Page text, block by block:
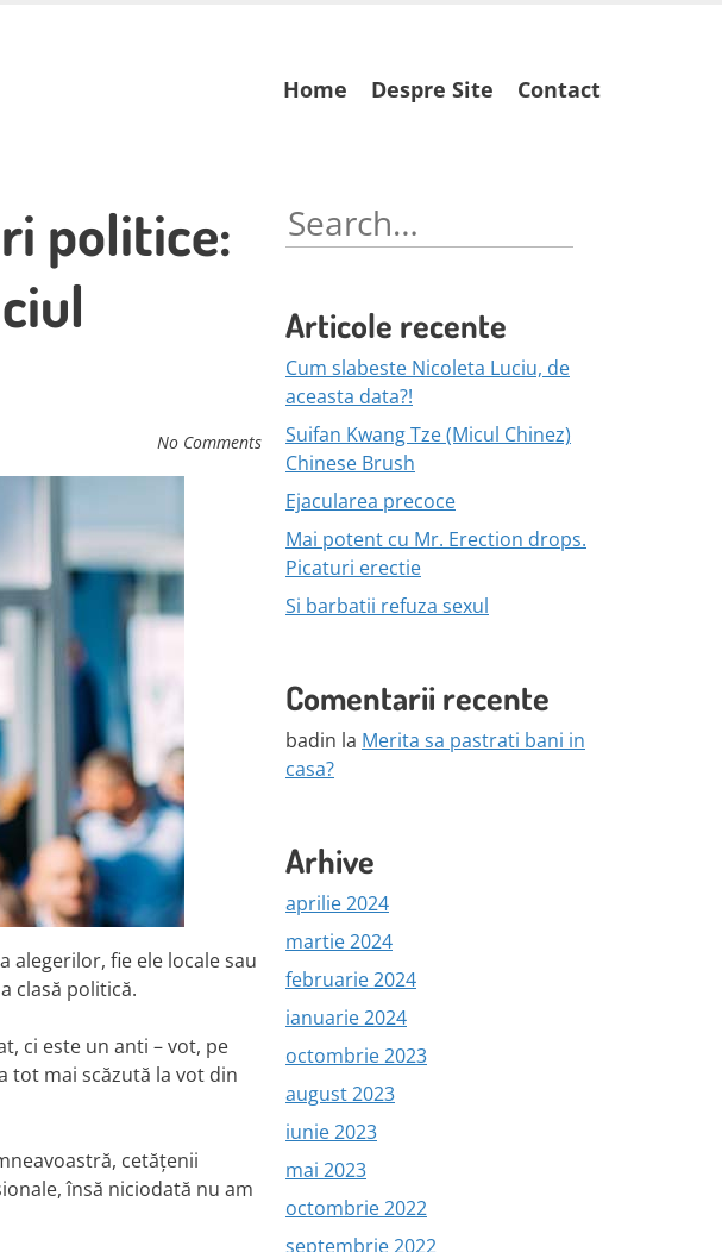
Skip
to
Home Despre Site Contact
politice:
No Comments
alegerilor, fie ele locale sau
clasă politică.
ci este un anti – vot, pe
tot mai scăzută la vot din
cetățenii
însă niciodată nu am
Search
for:
Articole recente
Cum slabeste Nicoleta Luciu, de
aceasta data?!
Suifan Kwang Tze (Micul Chinez)
Chinese Brush
Ejacularea precoce
Mai potent cu Mr. Erection drops.
Picaturi erectie
Si barbatii refuza sexul
Comentarii recente
badin la Merita sa pastrati bani in
casa?
Arhive
aprilie 2024
martie 2024
februarie 2024
ianuarie 2024
octombrie 2023
august 2023
iunie 2023
mai 2023
octombrie 2022
septembrie 2022